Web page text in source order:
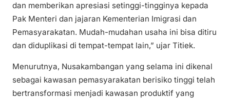
dan memberikan apresiasi setinggi-tingginya kepada
Pak Menteri dan jajaran Kementerian Imigrasi dan
Pemasyarakatan. Mudah-mudahan usaha ini bisa ditiru
dan diduplikasi di tempat-tempat lain,” ujar Titiek.
Menurutnya, Nusakambangan yang selama ini dikenal
sebagai kawasan pemasyarakatan berisiko tinggi telah
bertransformasi menjadi kawasan produktif yang